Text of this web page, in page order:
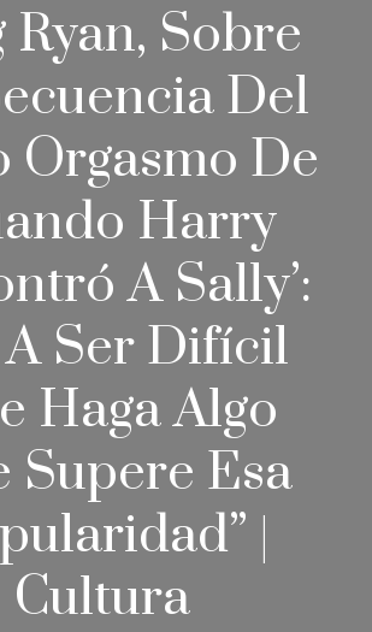
Ryan, Sobre
Del
Orgasmo De
Harry
A Sally’:
A Ser Difícil
Haga Algo
Supere Esa
|
Cultura